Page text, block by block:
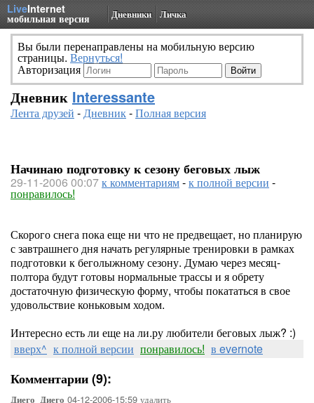
LiveInternet
мобильная версия Дневники Личка
Вы были перенаправлены на мобильную версию
страницы. Вернуться!
Авторизация
Дневник Interessante
Лента друзей -Дневник-Полная версия
Начинаю подготовку к сезону беговых лыж
29-11-2006 00:07к комментариям-к полной версии -
понравилось!
Скорого снега пока еще ни что не предвещает, но планирую
с завтрашнего дня начать регулярные тренировки в рамках
подготовки к беголыжному сезону. Думаю через месяц-
полтора будут готовы нормальные трассы и я обрету
достаточную физическую форму, чтобы покататься в свое
удовольствие коньковым ходом.
Интересно есть ли еще на ли.ру любители беговых лыж? :)
вверх^ к полной версии понравилось! в evernote
Комментарии (9):
Диего_Диего 04-12-2006-15:59 удалить